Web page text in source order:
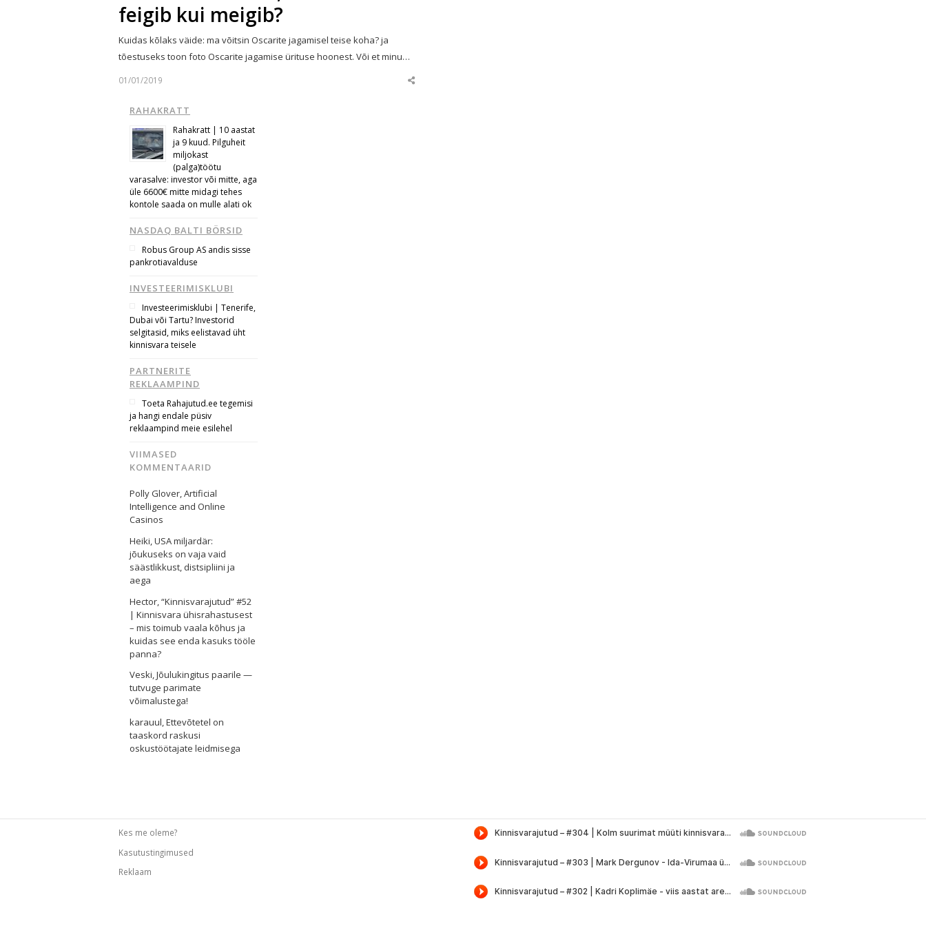
feigib kui meigib?
Kuidas kõlaks väide: ma võitsin Oscarite jagamisel teise koha? ja
tõestuseks toon foto Oscarite jagamise ürituse hoonest. Või et minu…
01/01/2019
Share
RAHAKRATT
Rahakratt | 10 aastat
ja 9 kuud. Pilguheit
miljokast
(palga)töötu
varasalve: investor või mitte, aga
üle 6600€ mitte midagi tehes
kontole saada on mulle alati ok
NASDAQ BALTI BÖRSID
Robus Group AS andis sisse
pankrotiavalduse
INVESTEERIMISKLUBI
Investeerimisklubi | Tenerife,
Dubai või Tartu? Investorid
selgitasid, miks eelistavad üht
kinnisvara teisele
PARTNERITE
REKLAAMPIND
Toeta Rahajutud.ee tegemisi
ja hangi endale püsiv
reklaampind meie esilehel
VIIMASED
KOMMENTAARID
Polly Glover,Artificial
Intelligence and Online
Casinos
Heiki,USA miljardär:
jõukuseks on vaja vaid
säästlikkust, distsipliini ja
aega
Hector,“Kinnisvarajutud” #52
| Kinnisvara ühisrahastusest
– mis toimub vaala kõhus ja
kuidas see enda kasuks tööle
panna?
Veski,Jõulukingitus paarile —
tutvuge parimate
võimalustega!
karauul,Ettevõtetel on
taaskord raskusi
oskustöötajate leidmisega
Kes me oleme?
Kasutustingimused
Reklaam